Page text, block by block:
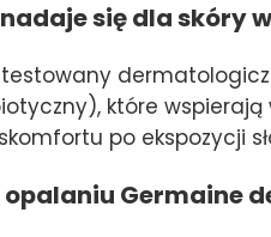
się dla skóry
które wspierają
po ekspozycji
Germaine